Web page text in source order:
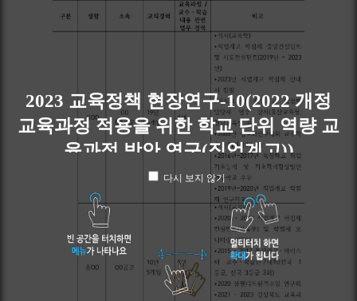
2023 교육정책 현장연구-10(2022 개정
교육과정 적용을 위한 학교 단위 역량 교
육과정 방안 연구(직업계고))
(136page)
다시 보지 않기